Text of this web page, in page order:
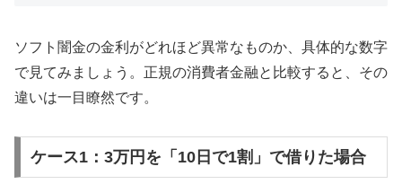
ソフト闇金の金利がどれほど異常なものか、具体的な数字
で見てみましょう。正規の消費者金融と比較すると、その
違いは一目瞭然です。
ケース1：3万円を「10日で1割」で借りた場合